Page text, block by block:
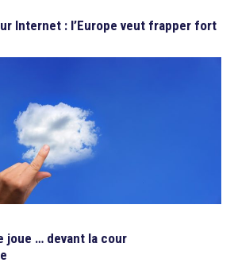
Internet : l’Europe veut frapper fort
joue … devant la cour